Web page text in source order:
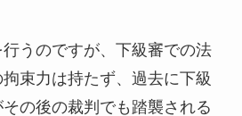
うのですが、下級審での法
束力は持たず、過去に下級
の後の裁判でも踏襲される